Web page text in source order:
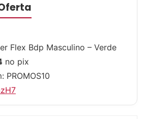
Flex Bdp Masculino – Verde
no pix
PROMOS10